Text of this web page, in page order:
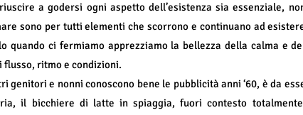
a godersi ogni aspetto dell’esistenza sia essenziale,
sono per tutti elementi che scorrono e continuano ad
ci fermiamo apprezziamo la bellezza della calma e
ritmo e condizioni.
e nonni conoscono bene le pubblicità anni ‘60, è da
il bicchiere di latte in spiaggia, fuori contesto